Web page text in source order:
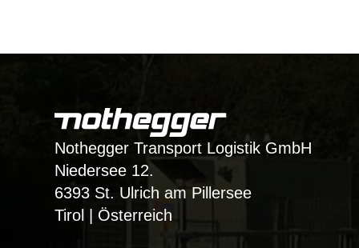
Nothegger Transport Logistik GmbH
Niedersee 12.
6393 St. Ulrich am Pillersee
Tirol | Österreich